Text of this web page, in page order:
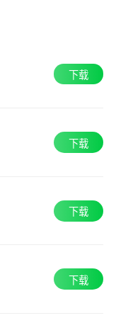
营销日历
发文
下载
下载
下载
下载